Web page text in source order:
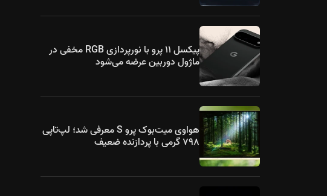
پیکسل ۱۱ پرو با نورپردازی RGB مخفی در
ماژول دوربین عرضه می‌شود
هواوی میت‌بوک پرو S معرفی شد؛ لپ‌تاپی
۷۹۸ گرمی با پردازنده ضعیف